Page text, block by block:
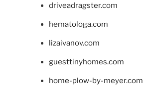
driveadragster.com
hematologa.com
lizaivanov.com
guesttinyhomes.com
home-plow-by-meyer.com